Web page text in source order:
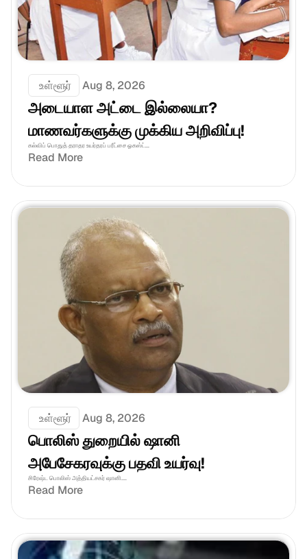
உள்ளூர் Aug 8, 2026
அடையாள அட்டை இல்லையா?
மாணவர்களுக்கு முக்கிய அறிவிப்பு!
கல்விப் பொதுத் தராதர உயர்தரப் பரீட்சை ஓகஸ்ட்...
Read More
உள்ளூர் Aug 8, 2026
பொலிஸ் துறையில் ஷானி
அபேசேகரவுக்கு பதவி உயர்வு!
சிரேஷ்ட பொலிஸ் அத்தியட்சகர் ஷானி....
Read More